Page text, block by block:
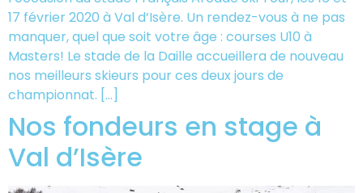
17 février 2020 à Val d’Isère. Un rendez-vous à ne pas
manquer, quel que soit votre âge : courses U10 à
Masters! Le stade de la Daille accueillera de nouveau
nos meilleurs skieurs pour ces deux jours de
championnat. […]
Nos fondeurs en stage à
Val d’Isère